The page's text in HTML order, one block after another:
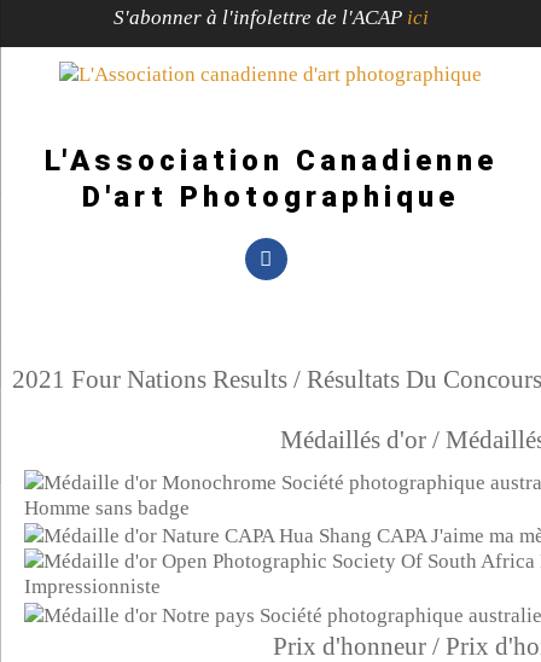
S'abonner à l'infolettre de l'ACAP ici
L'Association Canadienne
D'art Photographique
2021 Four Nations Results / Résultats Du
Médaillés d'or /
Prix d'honneur / Prix